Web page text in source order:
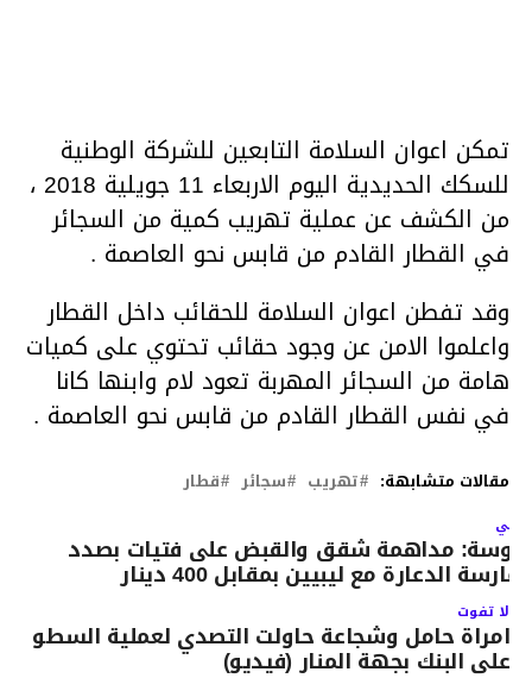
تمكن اعوان السلامة التابعين للشركة الوطنية
للسكك الحديدية اليوم الاربعاء 11 جويلية 2018 ،
من الكشف عن عملية تهريب كمية من السجائر
في القطار القادم من قابس نحو العاصمة .
وقد تفطن اعوان السلامة للحقائب داخل القطار
واعلموا الامن عن وجود حقائب تحتوي على كميات
هامة من السجائر المهربة تعود لام وابنها كانا
في نفس القطار القادم من قابس نحو العاصمة .
مقالات متشابهة: تهريب سجائر قطار
مداهمة شقق والقبض على فتيات بصدد
الدعارة مع ليبيين بمقابل 400 دينار
لا تفوت
امراة حامل وشجاعة حاولت التصدي لعملية السطو
على البنك بجهة المنار (فيديو)